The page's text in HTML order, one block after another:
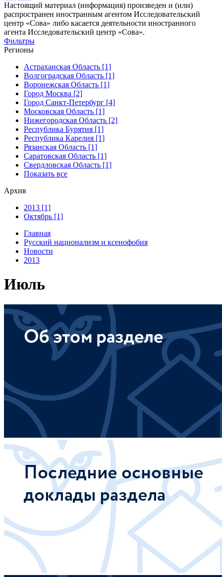
Настоящий материал (информация) произведен и (или)
распространен иностранным агентом Исследовательский
центр «Сова» либо касается деятельности иностранного
агента Исследовательский центр «Сова».
Фильтры
Регионы
Астраханская Область [1]
Волгоградская Область [1]
Воронежская Область [1]
Город Москва [2]
Город Санкт-Петербург [4]
Московская Область [1]
Нижегородская Область [2]
Республика Бурятия [1]
Республика Карелия [1]
Рязанская Область [1]
Саратовская Область [1]
Свердловская Область [1]
Показать все
Архив
2013 [1]
Октябрь [1]
Главная
Русский национализм и ксенофобия
Новости
2013
Июль